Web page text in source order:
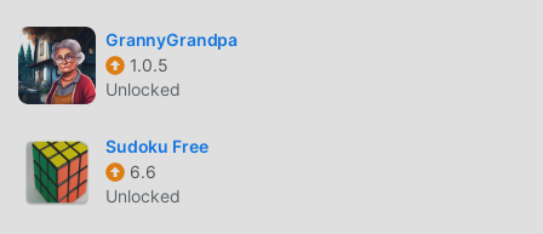
على الاستمتاع بالبهجة التي تجلبها اللعبة نفسها. يعد moddroid بأن
أي Path of Giants mod لن يفرض على اللاعبين أي رسوم ، وهو
آمن 100٪ ومتاح ومجاني للتثبيت. فقط قم بتنزيل عميل moddroid ،
GrannyGrandpa
1.0.5
Unlocked
Sudoku Free
6.6
Unlocked